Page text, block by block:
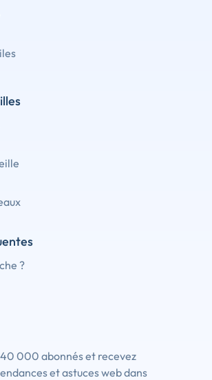
?
40 000 abonnés et recevez
et astuces web dans